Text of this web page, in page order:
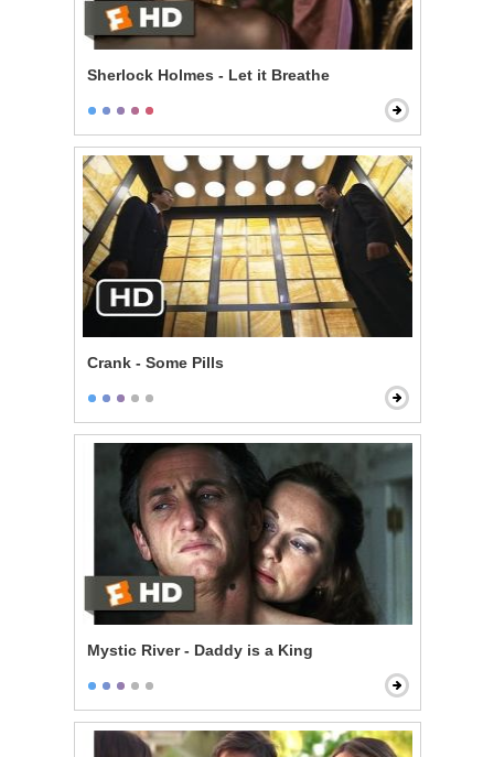
Sherlock Holmes - Let it Breathe
Crank - Some Pills
Mystic River - Daddy is a King